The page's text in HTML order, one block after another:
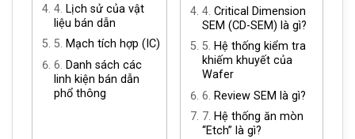
4. Lịch sử của vật
liệu bán dẫn
5. Mạch tích hợp (IC)
6. Danh sách các
linh kiện bán dẫn
phổ thông
4. Critical Dimension
SEM (CD-SEM) là gì?
5. Hệ thống kiểm tra
khiếm khuyết của
Wafer
6. Review SEM là gì?
7. Hệ thống ăn mòn
“Etch” là gì?